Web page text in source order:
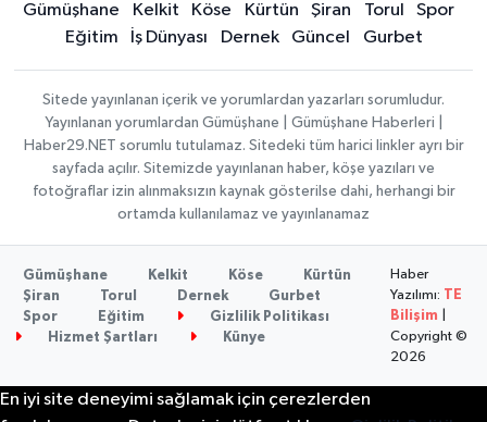
Gümüşhane Kelkit Köse Kürtün Şiran Torul
Spor
Eğitim
İş Dünyası Dernek Güncel Gurbet
Sitede yayınlanan içerik ve yorumlardan yazarları sorumludur.
Yayınlanan yorumlardan Gümüşhane | Gümüşhane Haberleri |
Haber29.NET sorumlu tutulamaz. Sitedeki tüm harici linkler ayrı bir
sayfada açılır. Sitemizde yayınlanan haber, köşe yazıları ve
fotoğraflar izin alınmaksızın kaynak gösterilse dahi, herhangi bir
ortamda kullanılamaz ve yayınlanamaz
Gümüşhane Kelkit Köse
Kürtün
Şiran
Torul Dernek
Gurbet
Spor
Eğitim
Gizlilik Politikası
Hizmet Şartları
Künye
Haber
Yazılımı: TE
Bilişim
Copyright ©
2026
En iyi site deneyimi sağlamak için çerezlerden